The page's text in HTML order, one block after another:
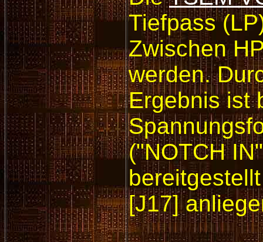
Tiefpass
Zwischen
werden.
Ergebnis ist
("NOTCH
[J17]